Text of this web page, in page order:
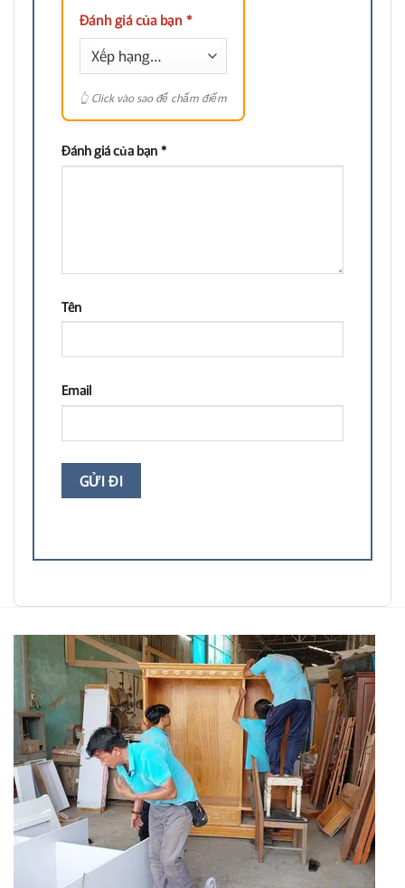
Đánh giá của bạn*
Đánh giá của bạn*
Tên
Email